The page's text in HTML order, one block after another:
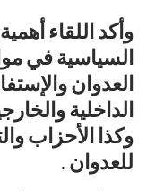
وأكد اللقاء
السياسية في
العدوان
الداخلية
وكذا الأحزاب
للعدوان .